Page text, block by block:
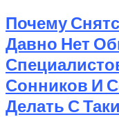
Почему
Давно Нет
Сонников И
Делать С